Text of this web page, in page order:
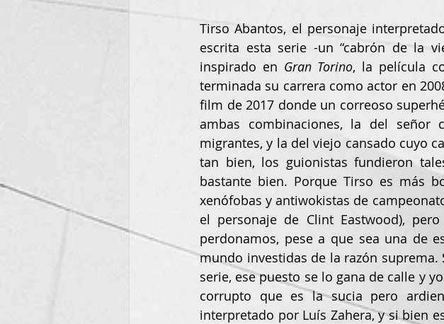
Tirso Abantos, el personaje
escrita esta serie -un “cabrón de la
inspirado en Gran Torino, la película
terminada su carrera como actor en
film de 2017 donde un correoso
ambas combinaciones, la del
migrantes, y la del viejo cansado cuyo
tan bien, los guionistas fundieron
bastante bien. Porque Tirso es más
xenófobas y antiwokistas de
el personaje de Clint Eastwood),
perdonamos, pese a que sea una de
mundo investidas de la razón
serie, ese puesto se lo gana de calle y
corrupto que es la sucia pero
interpretado por Luís Zahera, y si bien